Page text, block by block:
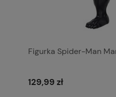
Figurka Spider-Man
129,99 zł